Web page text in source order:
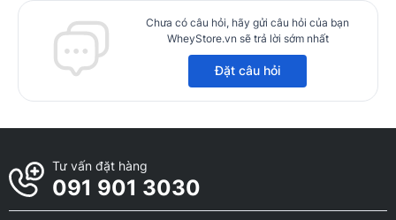
Chưa có câu hỏi, hãy gửi câu hỏi của bạn
WheyStore.vn sẽ trả lời sớm nhất
Đặt câu hỏi
Tư vấn đặt hàng
091 901 3030